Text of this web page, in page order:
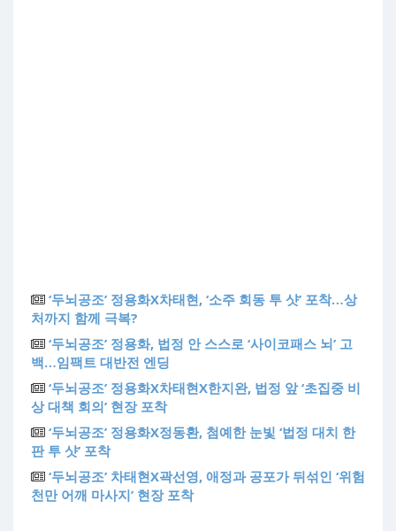
‘두뇌공조’ 정용화X차태현, ‘소주 회동 투 샷’ 포착…상
처까지 함께 극복?
‘두뇌공조’ 정용화, 법정 안 스스로 ‘사이코패스 뇌’ 고
백…임팩트 대반전 엔딩
‘두뇌공조’ 정용화X차태현X한지완, 법정 앞 ‘초집중 비
상 대책 회의’ 현장 포착
‘두뇌공조’ 정용화X정동환, 첨예한 눈빛 ‘법정 대치 한
판 투 샷’ 포착
‘두뇌공조’ 차태현X곽선영, 애정과 공포가 뒤섞인 ‘위험
천만 어깨 마사지’ 현장 포착